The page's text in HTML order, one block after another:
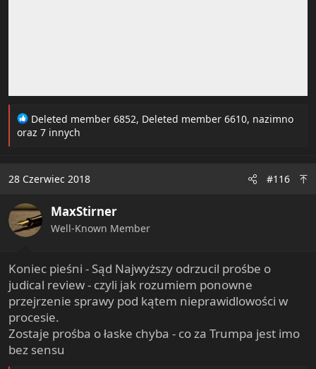
R
e
i
n
s
:
Deleted member 6852, Deleted member 6610, nazimno
oraz 7 innych
28 Czerwiec 2018 #116
MaxStirner
Well-Known Member
Koniec pieśni - Sąd Najwyższy odrzucil prośbe o
judical review - czyli jak rozumiem ponowne
przejrzenie sprawy pod kątem nieprawidlowości w
procesie.
Zostaje prośba o łaske chyba - co za Trumpa jest imo
bez sensu